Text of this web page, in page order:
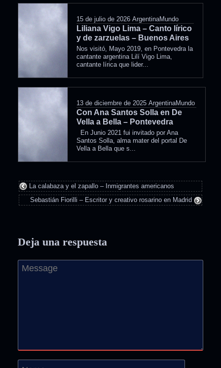
15 de julio de 2026 ArgentinaMundo
Liliana Vigo Lima – Canto lírico
y de zarzuelas – Buenos Aires
Nos visitó, Mayo 2019, en Pontevedra la
cantante argentina Lilí Vigo Lima,
cantante lírica que lider...
13 de diciembre de 2025 ArgentinaMundo
Con Ana Santos Solla en De
Vella a Bella – Pontevedra
En Junio 2021 fui invitado por Ana
Santos Solla, alma mater del portal De
Vella a Bella que s...
La calabaza y el zapallo – Inmigrantes americanos
Sebastián Fiorilli – Escritor y creativo rosarino en Madrid
Deja una respuesta